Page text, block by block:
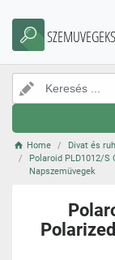
Home Divat és
Polaroid PLD1012/S
Napszemüvegek